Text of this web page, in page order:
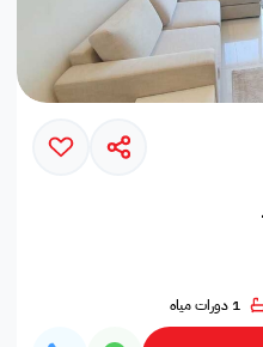
1 دورات مياه